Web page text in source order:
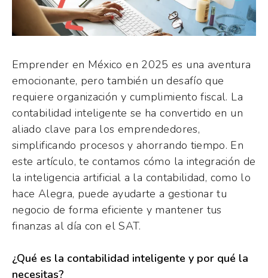
Emprender en México en 2025 es una aventura
emocionante, pero también un desafío que
requiere organización y cumplimiento fiscal. La
contabilidad inteligente se ha convertido en un
aliado clave para los emprendedores,
simplificando procesos y ahorrando tiempo. En
este artículo, te contamos cómo la integración de
la inteligencia artificial a la contabilidad, como lo
hace Alegra, puede ayudarte a gestionar tu
negocio de forma eficiente y mantener tus
finanzas al día con el SAT.
¿Qué es la contabilidad inteligente y por qué la
necesitas?